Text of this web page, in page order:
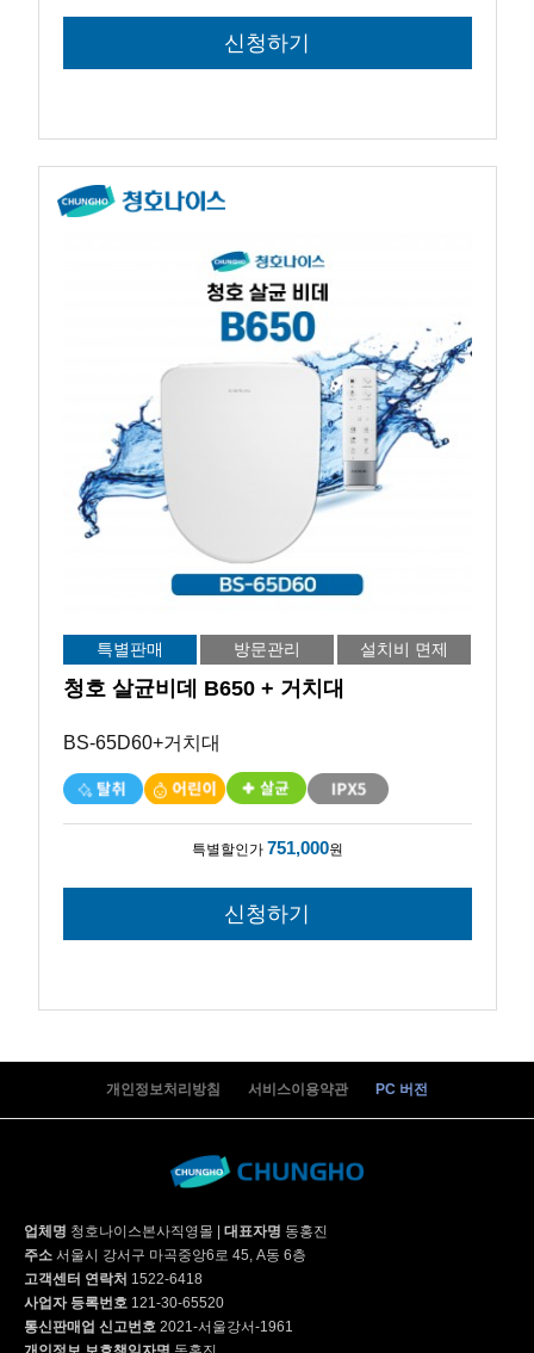
특별판매 방문관리 설치비 면제
청호 살균비데 B650 + 거치대
BS-65D60+거치대
특별할인가 751,000원
개인정보처리방침 서비스이용약관 PC 버전
업체명 청호나이스본사직영몰 대표자명 동홍진
주소 서울시 강서구 마곡중앙6로 45, A동 6층
고객센터 연락처 1522-6418
사업자 등록번호 121-30-65520
통신판매업 신고번호 2021-서울강서-1961